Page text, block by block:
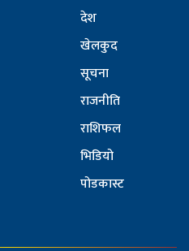
देश
खेलकुद
सूचना
राजनीति
राशिफल
भिडियो
पोडकास्ट